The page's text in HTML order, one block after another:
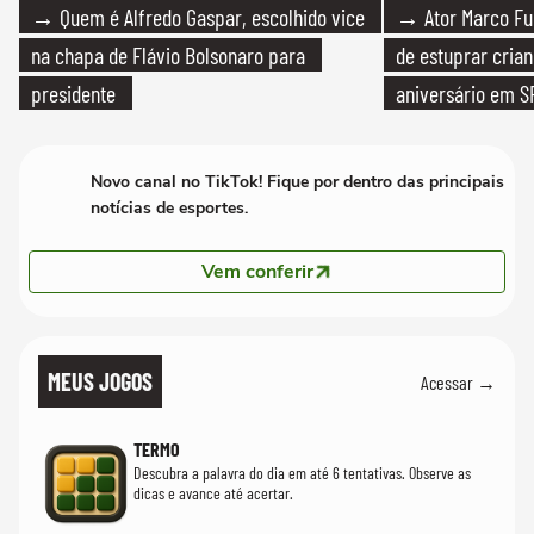
→ Quem é Alfredo Gaspar, escolhido vice
na chapa de Flávio Bolsonaro para
presidente
→ Ator Marco
de estuprar
aniversário em
Novo canal no TikTok! Fique por dentro das principais
notícias de esportes.
Vem conferir
MEUS JOGOS Acessar →
TERMO
Descubra a palavra do dia em até 6 tentativas. Observe as
dicas e avance até acertar.